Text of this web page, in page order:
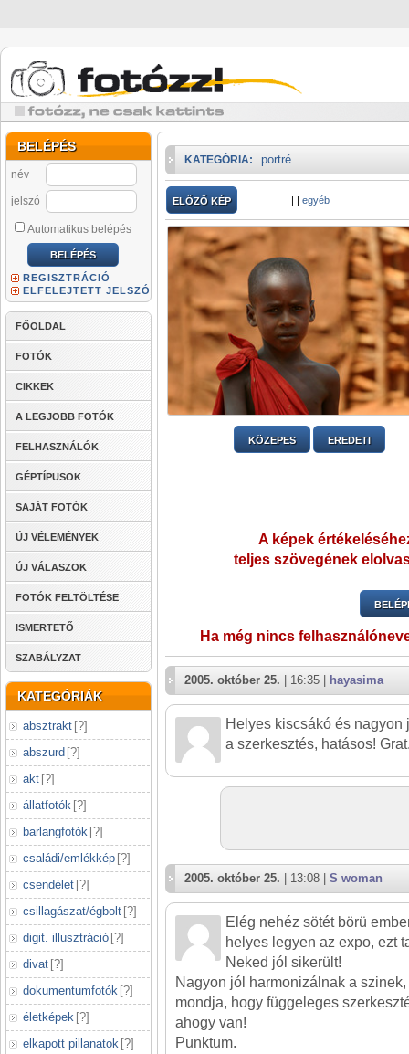
BELÉPÉS
név
jelszó
Automatikus belépés
REGISZTRÁCIÓ
ELFELEJTETT JELSZÓ
FŐOLDAL
FOTÓK
CIKKEK
A LEGJOBB FOTÓK
FELHASZNÁLÓK
GÉPTÍPUSOK
SAJÁT FOTÓK
ÚJ VÉLEMÉNYEK
ÚJ VÁLASZOK
FOTÓK FELTÖLTÉSE
ISMERTETŐ
SZABÁLYZAT
KATEGÓRIÁK
absztrakt [?]
abszurd [?]
akt [?]
állatfotók [?]
barlangfotók [?]
családi/emlékkép [?]
csendélet [?]
csillagászat/égbolt [?]
digit. illusztráció [?]
divat [?]
dokumentumfotók [?]
életképek [?]
elkapott pillanatok [?]
KATEGÓRIA: portré
ELŐZŐ KÉP | | egyéb
KÖZEPES EREDETI
A képek
teljes szövegének
Ha még nincs
2005. október 25. | 16:35 | hayasima
Helyes kiscsákó és nagyon
a szerkesztés, hatásos!
2005. október 25. | 13:08 | S woman
Elég nehéz sötét börü
helyes legyen az expo, ezt
Neked jól sikerült!
Nagyon jól harmonizálnak a
mondja, hogy függeleges
ahogy van!
Punktum.